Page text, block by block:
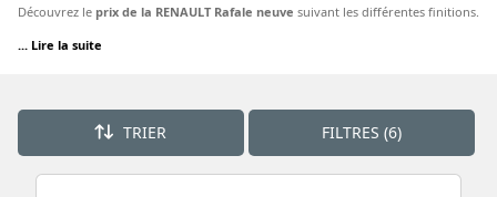
Découvrez le prix de la RENAULT Rafale neuve suivant les différentes finitions.
Découvrez nos meilleurs tarifs pour une RAFALE Atelier Alpine, E-Tech full
hybrid 200ch esprit Alpine, E-Tech full hybrid 200ch Techno.
... Lire la suite
TRIER FILTRES (6)